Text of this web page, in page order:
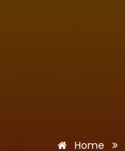
Home